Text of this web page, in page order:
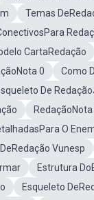
Temas
CartaRedação
0 Como
De
O
Vunesp
Estrutura
Esqueleto